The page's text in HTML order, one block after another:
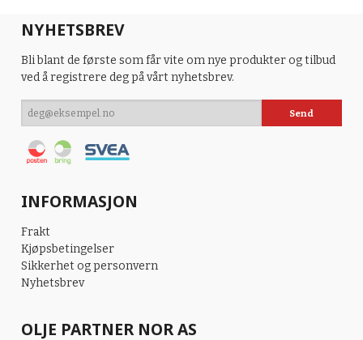
NYHETSBREV
Bli blant de første som får vite om nye produkter og tilbud
ved å registrere deg på vårt nyhetsbrev.
INFORMASJON
Frakt
Kjøpsbetingelser
Sikkerhet og personvern
Nyhetsbrev
OLJE PARTNER NOR AS